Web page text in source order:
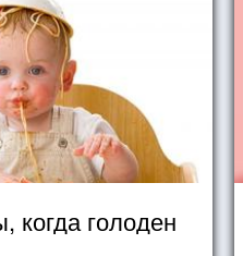
когда голоден